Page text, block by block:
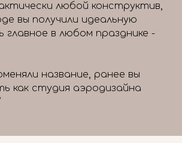
любой конструктив,
вы получили идеальную
главное в любом празднике -
название, ранее вы
как студия аэродизайна